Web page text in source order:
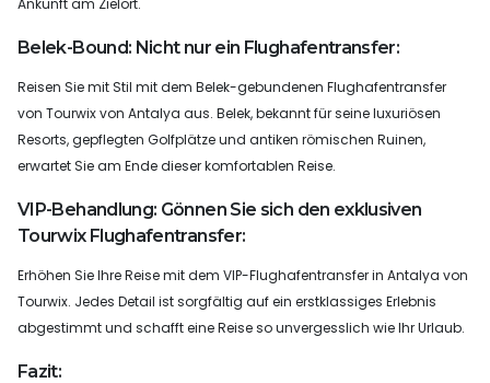
Belek-Bound: Nicht nur ein Flughafentransfer:
Reisen Sie mit Stil mit dem Belek-gebundenen Flughafentransfer
von Tourwix von Antalya aus. Belek, bekannt für seine luxuriösen
Resorts, gepflegten Golfplätze und antiken römischen Ruinen,
erwartet Sie am Ende dieser komfortablen Reise.
VIP-Behandlung: Gönnen Sie sich den exklusiven
Tourwix Flughafentransfer:
Erhöhen Sie Ihre Reise mit dem VIP-Flughafentransfer in Antalya von
Tourwix. Jedes Detail ist sorgfältig auf ein erstklassiges Erlebnis
abgestimmt und schafft eine Reise so unvergesslich wie Ihr Urlaub.
Fazit: